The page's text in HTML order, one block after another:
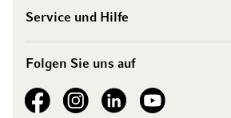
Service und Hilfe
Folgen Sie uns auf
See our FacebookSee our Instagram account
See our LinkedInSee our YouTube channel